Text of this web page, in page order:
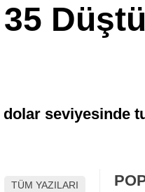
35
dolar seviyesinde
TÜM YAZILARI